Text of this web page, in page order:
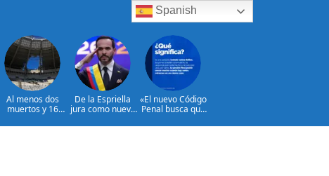
Al menos dos
muertos y 16
ataques rusos a
De la Espriella
jura como nuevo
Colombia
«El nuevo Código
Penal busca que
extremos no
Spanish